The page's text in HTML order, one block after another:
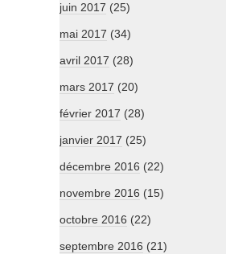
juin 2017 (25)
mai 2017 (34)
avril 2017 (28)
mars 2017 (20)
février 2017 (28)
janvier 2017 (25)
décembre 2016 (22)
novembre 2016 (15)
octobre 2016 (22)
septembre 2016 (21)